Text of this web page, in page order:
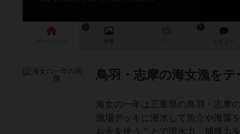
ゲーム 画像 レビュー
鳥羽・志摩の海女漁を
海女の一年は三重県の鳥羽・志摩
漁場デッキに潜水して魚介や海藻
お金を使うことで潜水力、捕獲力